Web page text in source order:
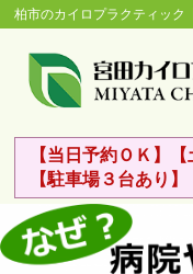
柏市のカイロプラクティック
【当日予約ＯＫ】
【駐車場３台あり】